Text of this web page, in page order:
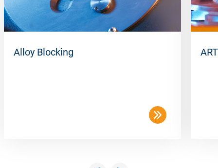
Alloy Blocking